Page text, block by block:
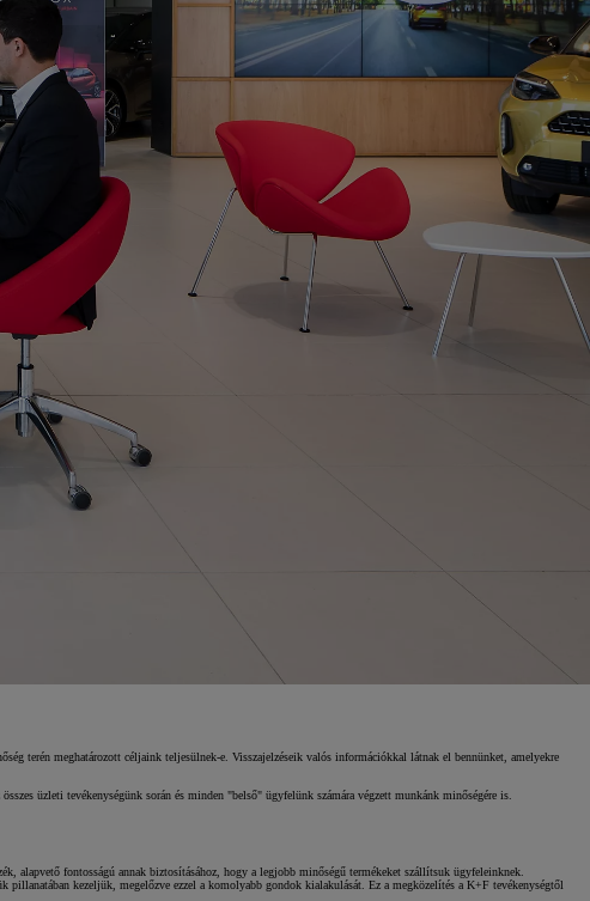
KINTO One
Tartós bérlet teljes körű
Toyota finanszírozás
Kiemelt ajánlataink
terén meghatározott céljaink teljesülnek-e. Visszajelzéseik valós információkkal látnak el bennünket, amelyekre
üzleti tevékenységünk során és minden "belső" ügyfelünk számára végzett munkánk minőségére is.
alapvető fontosságú annak biztosításához, hogy a legjobb minőségű termékeket szállítsuk ügyfeleinknek.
kezeljük, megelőzve ezzel a komolyabb gondok kialakulását. Ez a megközelítés a K+F tevékenységtől